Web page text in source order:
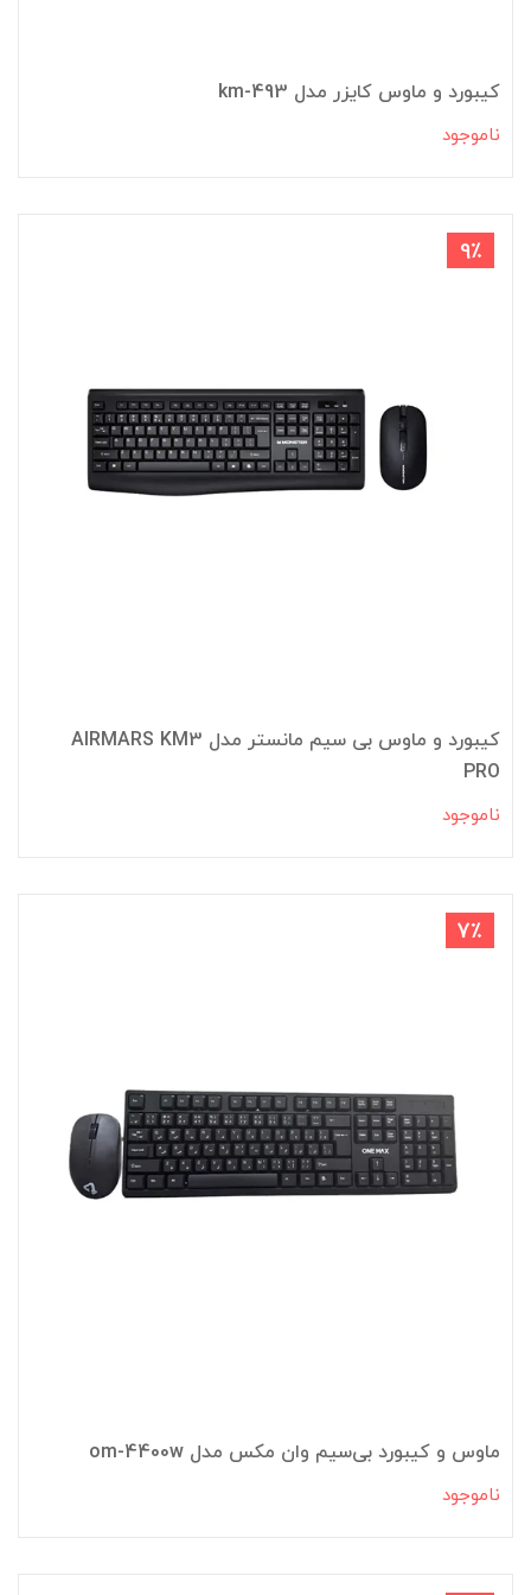
کیبورد و ماوس کایزر مدل km-493
ناموجود
9٪
کیبورد و ماوس بی سیم مانستر مدل AIRMARS KM3
PRO
ناموجود
7٪
ماوس و کیبورد بی‌سیم وان مکس مدل om-4400w
ناموجود